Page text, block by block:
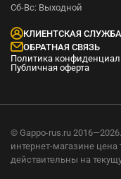
Сб-Вс: Выходной
КЛИЕНТСКАЯ СЛУЖБА
ОБРАТНАЯ СВЯЗЬ
Политика
Публичная оферта
© Gappo-rus.ru
интернет-магазине цена
действительны на